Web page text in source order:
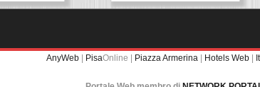
AnyWeb | PisaOnline | Piazza Armerina | Hotels Web |